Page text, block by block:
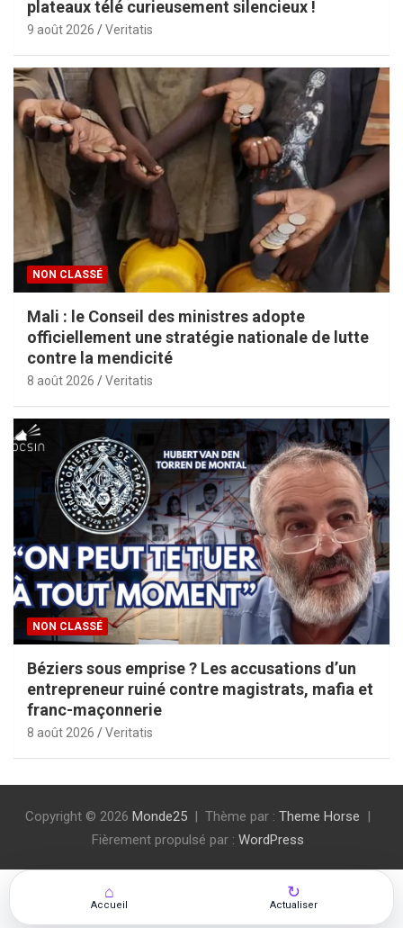
plateaux télé curieusement silencieux !
9 août 2026 Veritatis
NON CLASSÉ
Mali : le Conseil des ministres adopte
officiellement une stratégie nationale de lutte
contre la mendicité
8 août 2026 Veritatis
NON CLASSÉ
Béziers sous emprise ? Les accusations d’un
entrepreneur ruiné contre magistrats, mafia et
franc-maçonnerie
8 août 2026 Veritatis
Copyright © 2026 Monde25 Thème par : Theme Horse
Fièrement propulsé par : WordPress
⌂
Accueil
↻
Actualiser